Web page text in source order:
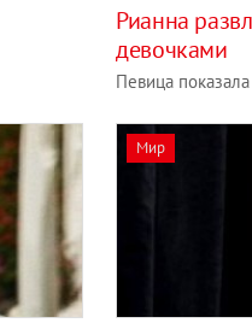
Рианна
девочками
Певица
Мир